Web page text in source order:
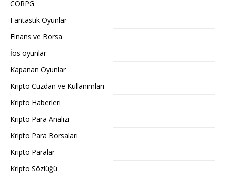
CORPG
Fantastik Oyunlar
Finans ve Borsa
İos oyunlar
Kapanan Oyunlar
Kripto Cüzdan ve Kullanımları
Kripto Haberleri
Kripto Para Analizi
Kripto Para Borsaları
Kripto Paralar
Kripto Sözlüğü